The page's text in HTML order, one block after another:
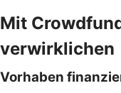
Mit
verwirklichen
Vorhaben